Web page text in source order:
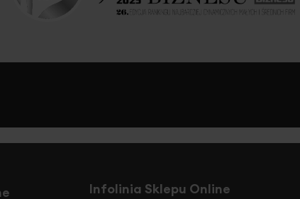
Infolinia Sklepu Online